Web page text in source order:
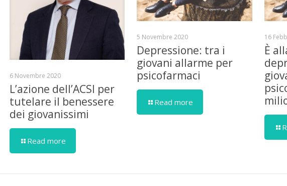
6 Novembre 2020
L’azione dell’ACSI per
tutelare il benessere
dei giovanissimi
Read more
5 Novembre 2020
Depressione: tra i
giovani allarme per
psicofarmaci
Read more
16
È